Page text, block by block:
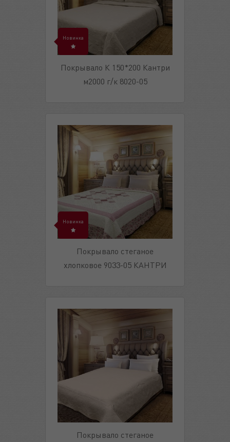
Новинка
Покрывало К 150*200 Кантри
м2000 г/к 8020-05
Новинка
Покрывало стеганое
хлопковое 9033-05 КАНТРИ
Покрывало стеганое